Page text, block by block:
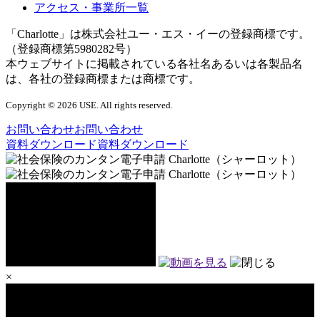
アクセス・事業所一覧
「Charlotte」は株式会社ユー・エス・イーの登録商標です。
（登録商標第5980282号）
本ウェブサイトに掲載されている各社名あるいは各製品名
は、各社の登録商標または商標です。
Copyright © 2026 USE. All rights reserved.
お問い合わせお問い合わせ
資料ダウンロード資料ダウンロード
×